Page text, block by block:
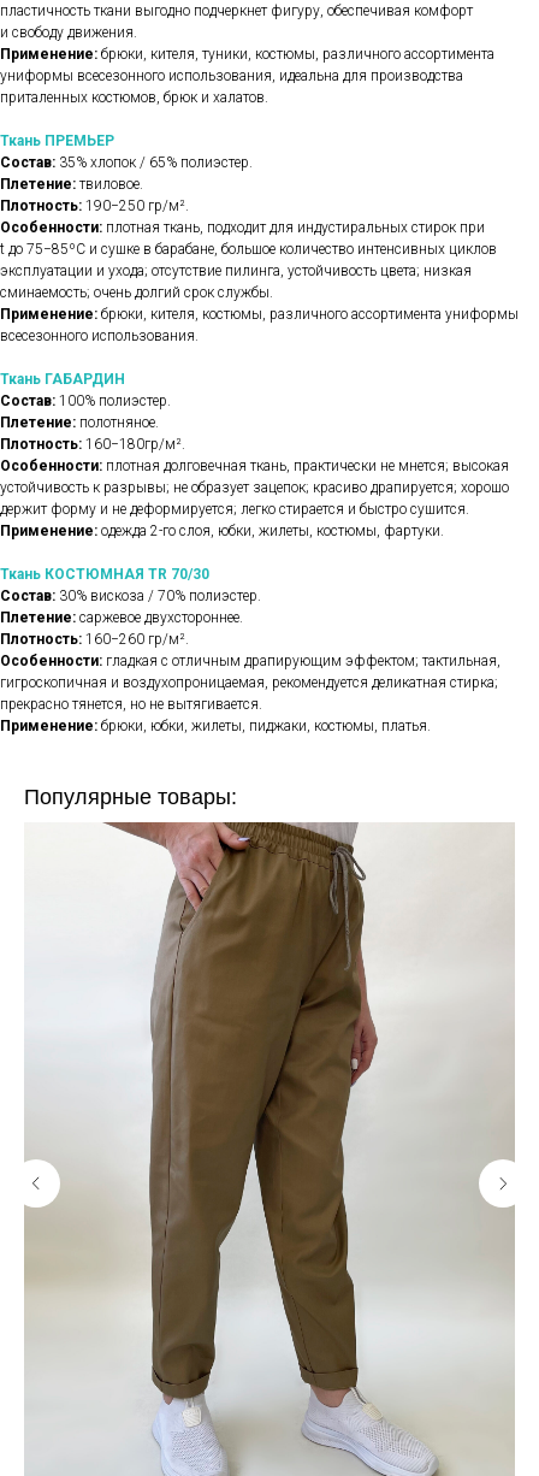
пластичность ткани выгодно подчеркнет фигуру, обеспечивая комфорт
и свободу движения.
Применение: брюки, кителя, туники, костюмы, различного ассортимента
униформы всесезонного использования, идеальна для производства
приталенных костюмов, брюк и халатов.
Ткань ПРЕМЬЕР
Состав: 35% хлопок / 65% полиэстер.
Плетение: твиловое.
Плотность: 190−250 гр/м².
Особенности: плотная ткань, подходит для индустиральных стирок при
t до 75−85ºС и сушке в барабане, большое количество интенсивных циклов
эксплуатации и ухода; отсутствие пилинга, устойчивость цвета; низкая
сминаемость; очень долгий срок службы.
Применение: брюки, кителя, костюмы, различного ассортимента униформы
всесезонного использования.
Ткань ГАБАРДИН
Состав: 100% полиэстер.
Плетение: полотняное.
Плотность: 160−180гр/м².
Особенности: плотная долговечная ткань, практически не мнется; высокая
устойчивость к разрывы; не образует зацепок; красиво драпируется; хорошо
держит форму и не деформируется; легко стирается и быстро сушится.
Применение: одежда 2-го слоя, юбки, жилеты, костюмы, фартуки.
Ткань КОСТЮМНАЯ TR 70/30
Состав: 30% вискоза / 70% полиэстер.
Плетение: саржевое двухстороннее.
Плотность: 160−260 гр/м².
Особенности: гладкая с отличным драпирующим эффектом; тактильная,
гигроскопичная и воздухопроницаемая, рекомендуется деликатная стирка;
прекрасно тянется, но не вытягивается.
Применение: брюки, юбки, жилеты, пиджаки, костюмы, платья.
Популярные товары: